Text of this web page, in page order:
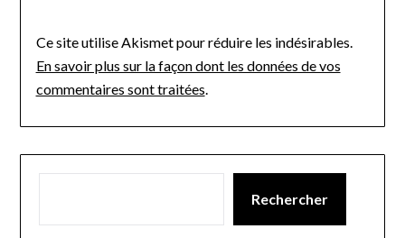
Ce site utilise Akismet pour réduire les indésirables.
En savoir plus sur la façon dont les données de vos
commentaires sont traitées.
Rechercher